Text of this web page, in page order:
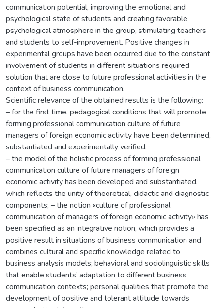
communication potential, improving the emotional and
psychological state of students and creating favorable
psychological atmosphere in the group, stimulating teachers
and students to self-improvement. Positive changes in
experimental groups have been occurred due to the constant
involvement of students in different situations required
solution that are close to future professional activities in the
context of business communication.
Scientific relevance of the obtained results is the following:
– for the first time, pedagogical conditions that will promote
forming professional communication culture of future
managers of foreign economic activity have been determined,
substantiated and experimentally verified;
– the model of the holistic process of forming professional
communication culture of future managers of foreign
economic activity has been developed and substantiated,
which reflects the unity of theoretical, didactic and diagnostic
components; – the notion «culture of professional
communication of managers of foreign economic activity» has
been specified as an integrative notion, which provides a
positive result in situations of business communication and
combines cultural and specific knowledge related to
business analysis models; behavioral and sociolinguistic skills
that enable students’ adaptation to different business
communication contexts; personal qualities that promote the
development of positive and tolerant attitude towards